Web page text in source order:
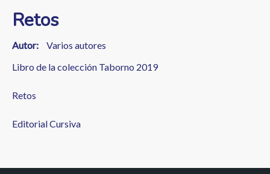
Retos
Autor
Varios autores
Libro de la colección Taborno 2019
Retos
Editorial Cursiva